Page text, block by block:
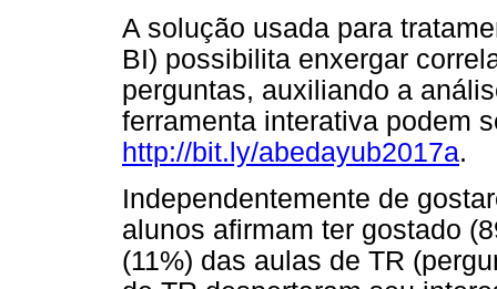
A solução usada para
BI) possibilita enxergar
perguntas, auxiliando a
ferramenta interativa podem
http://bit.ly/abedayub2017a.
Independentemente de
alunos afirmam ter gostado
(11%) das aulas de TR